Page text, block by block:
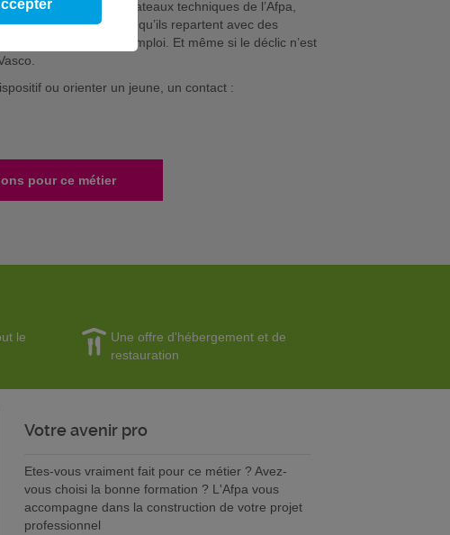
logistiques ou les plateaux techniques de l’Afpa,
exercer. « On veut qu’ils repartent avec des
ou un emploi. Et même si le déclic n’est
ou orienter un jeune, un contact :
pour ce métier
le
Une offre d'hébergement et de
restauration
Votre avenir pro
Etes-vous vraiment fait pour ce métier ? Avez-
vous choisi la bonne formation ? L'Afpa vous
accompagne dans la construction de votre projet
professionnel